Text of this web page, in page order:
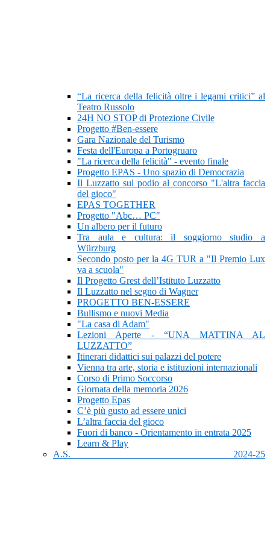
“La ricerca della felicità oltre i legami critici” al
Teatro Russolo
24H NO STOP di Protezione Civile
Progetto #Ben-essere
Gara Nazionale del Turismo
Festa dell'Europa a Portogruaro
"La ricerca della felicità" - evento finale
Progetto EPAS - Uno spazio di Democrazia
Il Luzzatto sul podio al concorso "L'altra faccia
del gioco"
EPAS TOGETHER
Progetto "Abc… PC"
Un albero per il futuro
Tra aula e cultura: il soggiorno studio a
Würzburg
Secondo posto per la 4G TUR a "Il Premio Lux
va a scuola"
Il Progetto Grest dell’Istituto Luzzatto
Il Luzzatto nel segno di Wagner
PROGETTO BEN-ESSERE
Bullismo e nuovi Media
"La casa di Adam"
Lezioni Aperte - “UNA MATTINA AL
LUZZATTO”
Itinerari didattici sui palazzi del potere
Vienna tra arte, storia e istituzioni internazionali
Corso di Primo Soccorso
Giornata della memoria 2026
Progetto Epas
C’è più gusto ad essere unici
L’altra faccia del gioco
Fuori di banco - Orientamento in entrata 2025
Learn & Play
A.S. 2024-25